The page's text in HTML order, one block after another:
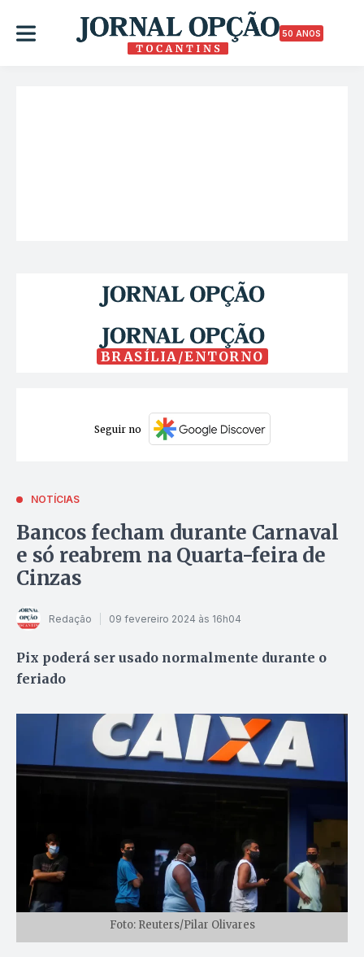
50 ANOS
BRASÍLIA/ENTORNO
Seguir no
NOTÍCIAS
Bancos fecham durante Carnaval
e só reabrem na Quarta-feira de
Cinzas
Redação 09 fevereiro 2024 às 16h04
Pix poderá ser usado normalmente durante o
feriado
Foto: Reuters/Pilar Olivares